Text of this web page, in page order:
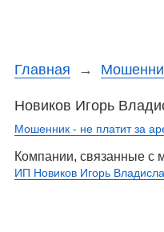
Главная →
Новиков Игорь
Мошенник - не платит за
Компании, связанные с
ИП Новиков Игорь